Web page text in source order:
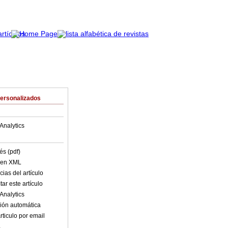
(pdf)
XML
del artículo
este artículo
automática
por email